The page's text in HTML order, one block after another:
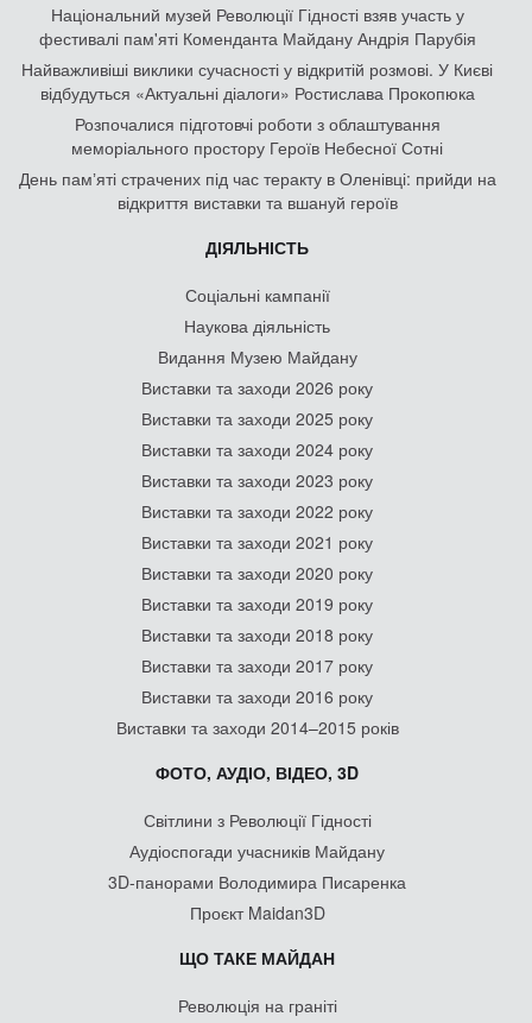
Національний музей Революції Гідності взяв участь у
фестивалі пам'яті Коменданта Майдану Андрія Парубія
Найважливіші виклики сучасності у відкритій розмові. У Києві
відбудуться «Актуальні діалоги» Ростислава Прокопюка
Розпочалися підготовчі роботи з облаштування
меморіального простору Героїв Небесної Сотні
День памʼяті страчених під час теракту в Оленівці: прийди на
відкриття виставки та вшануй героїв
ДІЯЛЬНІСТЬ
Соціальні кампанії
Наукова діяльність
Видання Музею Майдану
Виставки та заходи 2026 року
Виставки та заходи 2025 року
Виставки та заходи 2024 року
Виставки та заходи 2023 року
Виставки та заходи 2022 року
Виставки та заходи 2021 року
Виставки та заходи 2020 року
Виставки та заходи 2019 року
Виставки та заходи 2018 року
Виставки та заходи 2017 року
Виставки та заходи 2016 року
Виставки та заходи 2014–2015 років
ФОТО, АУДІО, ВІДЕО, 3D
Світлини з Революції Гідності
Аудіоспогади учасників Майдану
3D-панорами Володимира Писаренка
Проєкт Maidan3D
ЩО ТАКЕ МАЙДАН
Революція на граніті